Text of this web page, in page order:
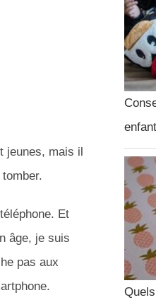
jeunes, mais il
Et
âge, je suis
pas aux
enfant